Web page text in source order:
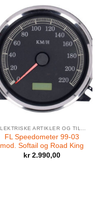
FL Speedometer 99-03
mod. Softail og Road King
kr2.990,00